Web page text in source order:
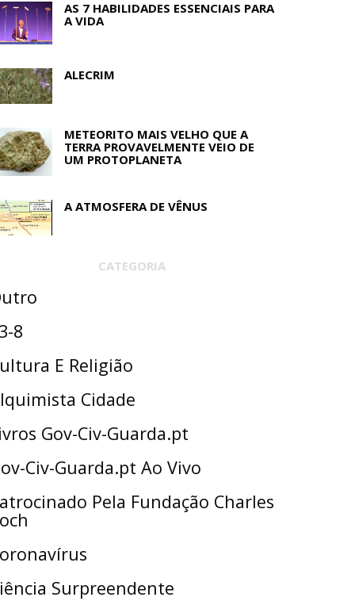
AS 7 HABILIDADES ESSENCIAIS PARA
A VIDA
ALECRIM
METEORITO MAIS VELHO QUE A
TERRA PROVAVELMENTE VEIO DE
UM PROTOPLANETA
A ATMOSFERA DE VÊNUS
CATEGORIA
8
E Religião
Cidade
Gov-Civ-Guarda.pt
Civ-Guarda.pt Ao Vivo
Pela Fundação Charles
Surpreendente